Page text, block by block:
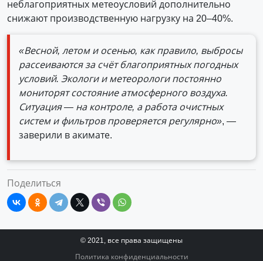
неблагоприятных метеоусловий дополнительно
снижают производственную нагрузку на 20–40%.
«Весной, летом и осенью, как правило, выбросы
рассеиваются за счёт благоприятных погодных
условий. Экологи и метеорологи постоянно
мониторят состояние атмосферного воздуха.
Ситуация — на контроле, а работа очистных
систем и фильтров проверяется регулярно», —
заверили в акимате.
Поделиться
© 2021, все права защищены
Политика конфиденциальности